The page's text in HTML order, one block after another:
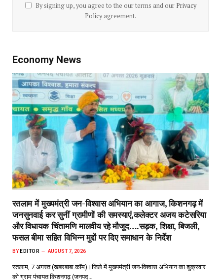
By signing up, you agree to the our terms and our Privacy
Policyagreement.
Economy News
रतलाम में मुख्यमंत्री जन-विश्वास अभियान का आगाज, किशनगढ़ में
जनसुनवाई कर सुनीं ग्रामीणों की समस्याएं,कलेक्टर अजय कटेसरिया
और विधायक चिंतामणि मालवीय रहे मौजूद….सड़क, शिक्षा, बिजली,
फसल बीमा सहित विभिन्न मुद्दों पर दिए समाधान के निर्देश
BY EDITOR AUGUST 7, 2026
रतलाम, 7 अगस्त (खबरबाबा.कॉम)।जिले में मुख्यमंत्री जन-विश्वास अभियान का शुक्रवार
को ग्राम पंचायत किशनगढ़ (जनपद…